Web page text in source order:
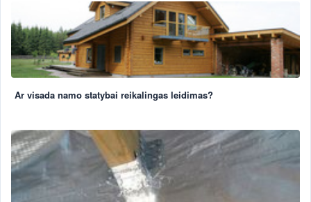
Ar visada namo statybai reikalingas leidimas?